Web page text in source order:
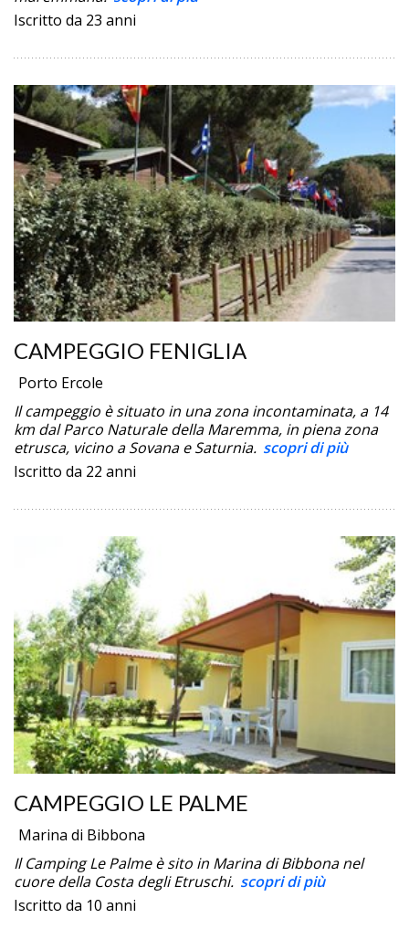
Iscritto da 23 anni
CAMPEGGIO FENIGLIA
Porto Ercole
Il campeggio è situato in una zona incontaminata, a 14
km dal Parco Naturale della Maremma, in piena zona
etrusca, vicino a Sovana e Saturnia. scopri di più
Iscritto da 22 anni
CAMPEGGIO LE PALME
Marina di Bibbona
Il Camping Le Palme è sito in Marina di Bibbona nel
cuore della Costa degli Etruschi. scopri di più
Iscritto da 10 anni